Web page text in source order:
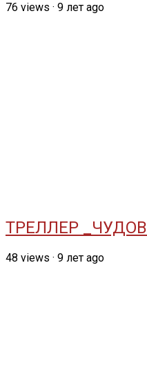
76 views · 9 лет ago
ТРЕЛЛЕР
48 views · 9 лет ago